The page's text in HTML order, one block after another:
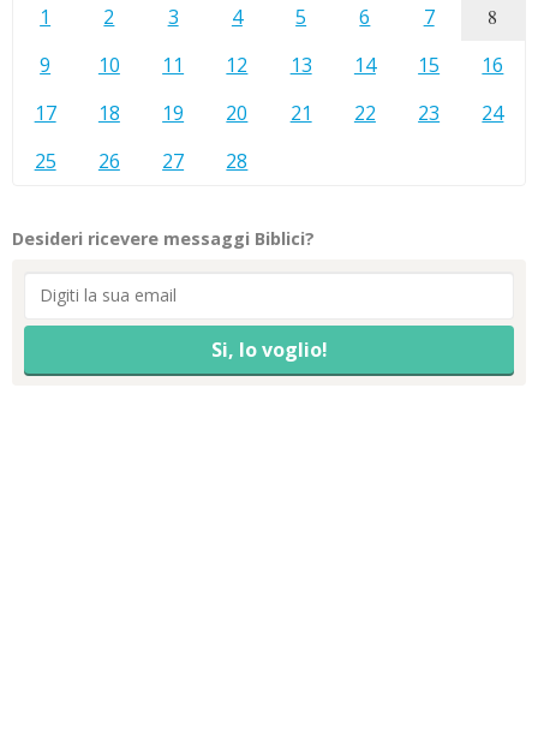
1 2 3 4 5 6 7 8
9 10 11 12 13 14 15
16
17
18 19 20 21 22 23
24
25
26 27 28
Desideri ricevere messaggi Biblici?